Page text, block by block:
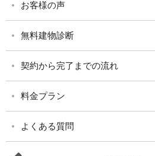
お客様の声
無料建物診断
契約から完了までの流れ
料金プラン
よくある質問